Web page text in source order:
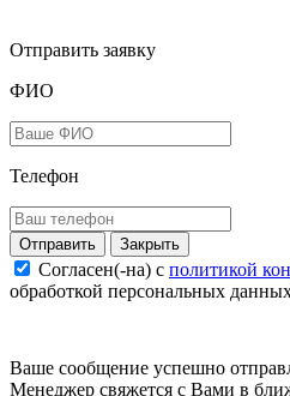
Отправить заявку
ФИО
Телефон
Закрыть
Согласен(-на) c политикой
обработкой персональных
Ваше сообщение успешно
Менеджер свяжется с Вами в